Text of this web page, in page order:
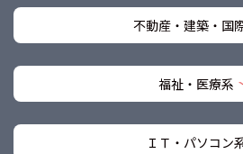
不動産・建築・国
福祉・医療系
ＩＴ・パソコン